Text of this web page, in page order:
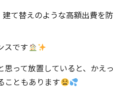
て替えのような高額出費を防
スです
思って放置していると、かえっ
こともあります